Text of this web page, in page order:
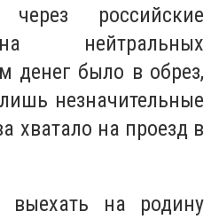
российские
нейтральных
денег было в обрез,
незначительные
хватало на проезд в
выехать на родину